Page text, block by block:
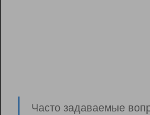
Часто задаваемые